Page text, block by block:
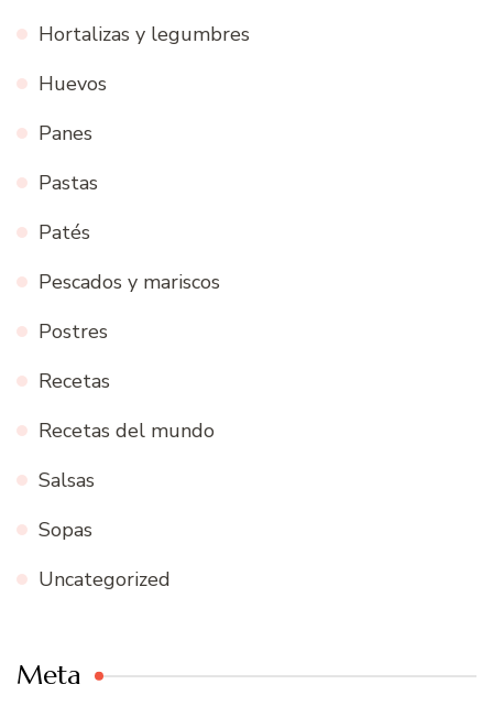
Hortalizas y legumbres
Huevos
Panes
Pastas
Patés
Pescados y mariscos
Postres
Recetas
Recetas del mundo
Salsas
Sopas
Uncategorized
Meta